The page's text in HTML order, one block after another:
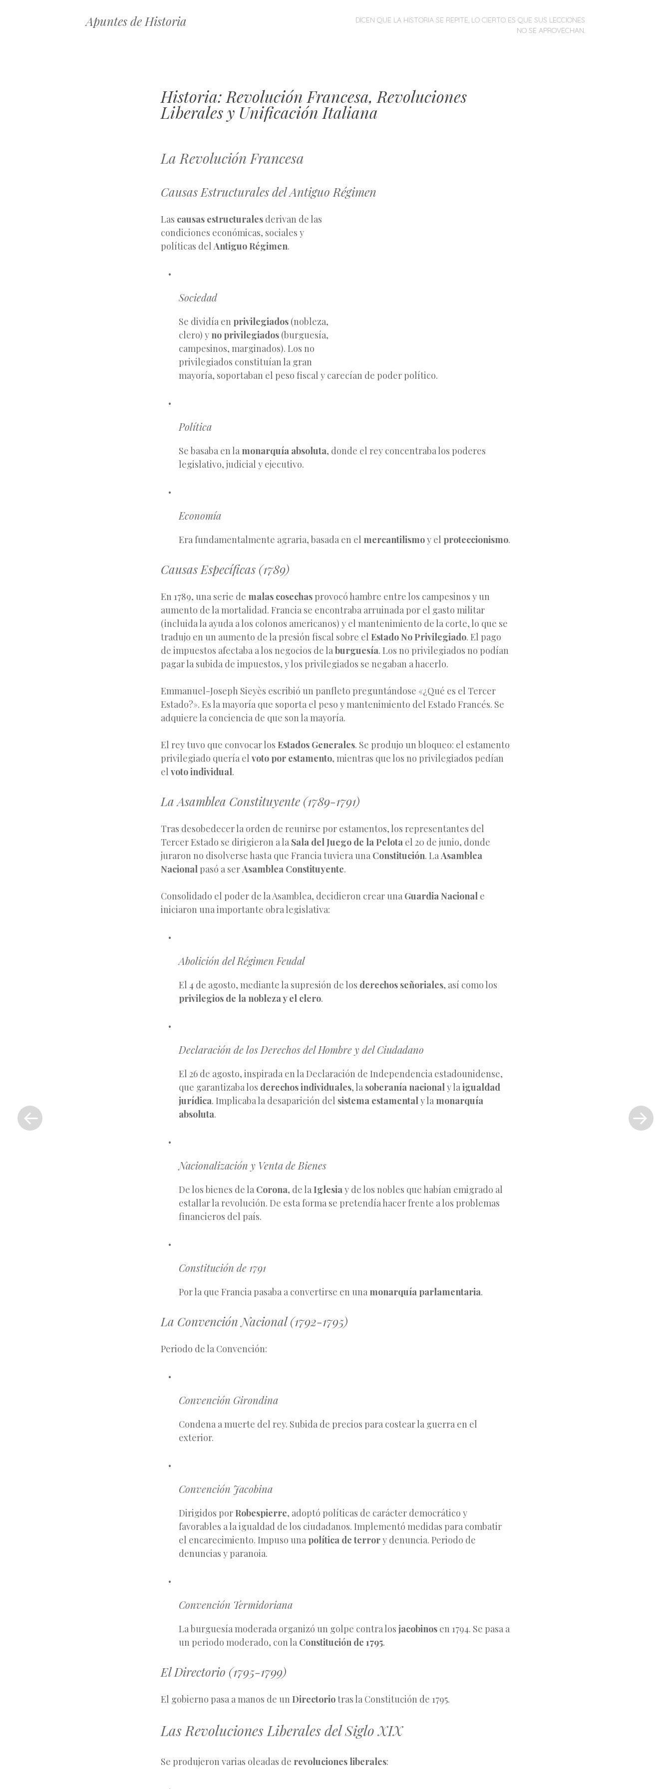
Apuntes de Historia MENÚ
SALTARDICEN QUE LA HISTORIA SE REPITE, LO CIERTO ES QUE SUS LECCIONES
NO SE APROVECHAN.
Historia: Revolución Francesa, Revoluciones
Liberales y Unificación Italiana
La Revolución Francesa
Causas Estructurales del Antiguo Régimen
Las causas estructurales derivan de las
condiciones económicas, sociales y
políticas del Antiguo Régimen.
Sociedad
Se dividía en privilegiados (nobleza,
clero) y no privilegiados (burguesía,
campesinos, marginados). Los no
privilegiados constituían la gran
mayoría, soportaban el peso fiscal y carecían de poder político.
Política
Se basaba en la monarquía absoluta, donde el rey concentraba los poderes
legislativo, judicial y ejecutivo.
Economía
Era fundamentalmente agraria, basada en el mercantilismoy el proteccionismo.
Causas Específicas (1789)
En 1789, una serie de malas cosechas provocó hambre entre los campesinos y un
aumento de la mortalidad. Francia se encontraba arruinada por el gasto militar
(incluida la ayuda a los colonos americanos) y el mantenimiento de la corte, lo que se
tradujo en un aumento de la presión fiscal sobre el Estado No Privilegiado. El pago
de impuestos afectaba a los negocios de laburguesía. Los no privilegiados no podían
pagar la subida de impuestos, y los privilegiados se negaban a hacerlo.
Emmanuel-Joseph Sieyès escribió un panfleto preguntándose «¿Qué es el Tercer
Estado?». Es la mayoría que soporta el peso y mantenimiento del Estado Francés. Se
adquiere la conciencia de que son la mayoría.
El rey tuvo que convocar los Estados Generales. Se produjo un bloqueo: el estamento
privilegiado quería el voto por estamento, mientras que los no privilegiados pedían
el voto individual.
La Asamblea Constituyente (1789-1791)
Tras desobedecer la orden de reunirse por estamentos, los representantes del
Tercer Estado se dirigieron a la Sala del Juego de la Pelota el 20 de junio, donde
juraron no disolverse hasta que Francia tuviera una Constitución. LaAsamblea
Nacional pasó a serAsamblea Constituyente.
Consolidado el poder de la Asamblea, decidieron crear una Guardia Nacional e
iniciaron una importante obra legislativa:
Abolición del Régimen Feudal
El 4 de agosto, mediante la supresión de los derechos señoriales, así como los
privilegios de la nobleza y el clero.
Declaración de los Derechos del Hombre y del Ciudadano
El 26 de agosto, inspirada en la Declaración de Independencia estadounidense,
que garantizaba los derechos individuales, la soberanía nacionaly laigualdad
jurídica. Implicaba la desaparición del sistema estamentaly la monarquía
absoluta.
Nacionalización y Venta de Bienes
De los bienes de la Corona, de la Iglesiay de los nobles que habían emigrado al
estallar la revolución. De esta forma se pretendía hacer frente a los problemas
financieros del país.
Constitución de 1791
Por la que Francia pasaba a convertirse en una monarquía parlamentaria.
La Convención Nacional (1792-1795)
Periodo de la Convención:
Convención Girondina
Condena a muerte del rey. Subida de precios para costear la guerra en el
exterior.
Convención Jacobina
Dirigidos por Robespierre, adoptó políticas de carácter democrático y
favorables a la igualdad de los ciudadanos. Implementó medidas para combatir
el encarecimiento. Impuso una política de terrory denuncia. Periodo de
denuncias y paranoia.
Convención Termidoriana
La burguesía moderada organizó un golpe contra los jacobinos en 1794. Se pasa a
un periodo moderado, con la Constitución de 1795.
El Directorio (1795-1799)
El gobierno pasa a manos de un Directoriotras la Constitución de 1795.
Las Revoluciones Liberales del Siglo XIX
Se produjeron varias oleadas de revoluciones liberales:
Entrada
anterior
entrada